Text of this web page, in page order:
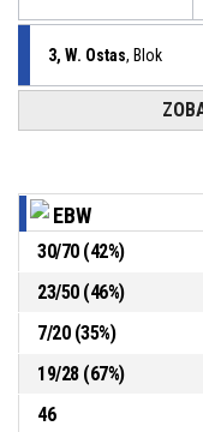
3, W. Ostas, Blok
3,
Energa Basket
5, R. Snytiuk
10, M. Soszyński ,
EBW
30/70(42%)
23/50(46%)
7/20(35%)
19/28(67%)
46